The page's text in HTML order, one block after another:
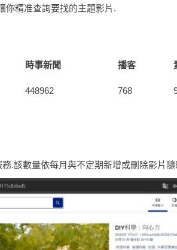
你精准查詢要找的主題影片.
時事新聞 播客
448962 768
.該數量依每月與不定期新增或刪除影片